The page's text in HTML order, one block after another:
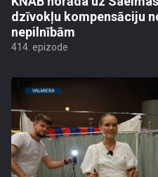
dzīvokļu kompensāciju
nepilnībām
414. epizode